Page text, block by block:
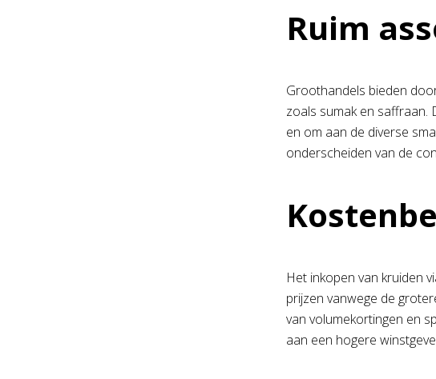
Ruim
Groothandels bieden
zoals sumak en
en om aan de diverse
onderscheiden van de
Het inkopen van kruiden
prijzen vanwege de
van volumekortingen en
aan een hogere